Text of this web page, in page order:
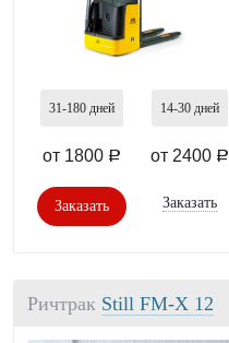
31-180 дней
от 1800 a
Заказать
14-30 дней
от 2400 a
Заказать
Ричтрак Still FM-X 12